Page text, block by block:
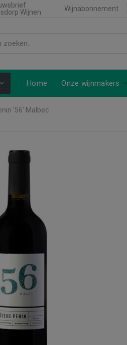
Wijnen
Wijnabonnement
Home Onze wijnmakers
'56' Malbec